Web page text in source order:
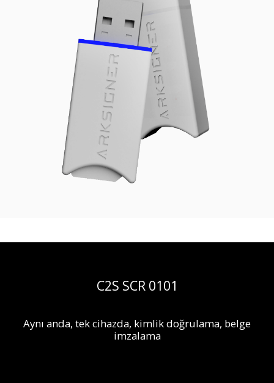
C2S SCR 0101
Aynı anda, tek cihazda, kimlik doğrulama, belge
imzalama